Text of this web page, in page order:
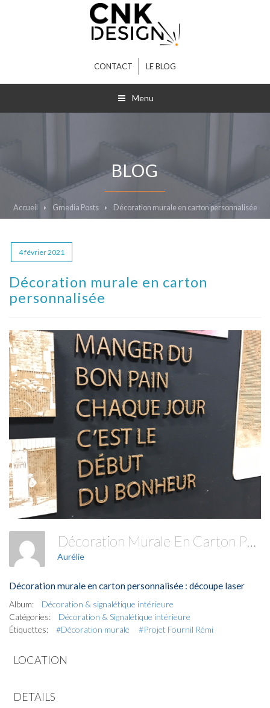
CONTACT LE BLOG
Menu
BLOG
Accueil Gmedia Posts Décoration murale en carton personnalisée
4 février 2021
Décoration murale en carton
personnalisée
Décoration Murale En Carton Personnalisée
Aurélie
Décoration murale en carton personnalisée : découpe laser
Album:
Décoration & signalétique intérieure
Catégories:
Décoration & Signalétique intérieure
Étiquettes:
#Décoration murale #Projet Fournil Rémi
LOCATION
DETAILS